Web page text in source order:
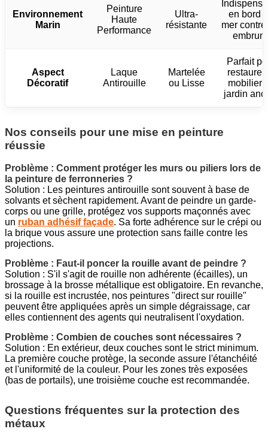
Environnement
Marin
Peinture
Haute
Performance
Ultra-
résistante
en bord
mer
Aspect
Décoratif
Laque
Antirouille
Martelée
ou Lisse
Parfait
restaurer
mobilier
jardin
Nos conseils pour une mise en peinture
réussie
Problème : Comment protéger les murs ou piliers lors de
la peinture de ferronneries ?
Solution : Les peintures antirouille sont souvent à base de
solvants et sèchent rapidement. Avant de peindre un garde-
corps ou une grille, protégez vos supports maçonnés avec
un ruban adhésif façade. Sa forte adhérence sur le crépi ou
la brique vous assure une protection sans faille contre les
projections.
Problème : Faut-il poncer la rouille avant de peindre ?
Solution : S'il s'agit de rouille non adhérente (écailles), un
brossage à la brosse métallique est obligatoire. En revanche,
si la rouille est incrustée, nos peintures "direct sur rouille"
peuvent être appliquées après un simple dégraissage, car
elles contiennent des agents qui neutralisent l'oxydation.
Problème : Combien de couches sont nécessaires ?
Solution : En extérieur, deux couches sont le strict minimum.
La première couche protège, la seconde assure l'étanchéité
et l'uniformité de la couleur. Pour les zones très exposées
(bas de portails), une troisième couche est recommandée.
Questions fréquentes sur la protection des
métaux